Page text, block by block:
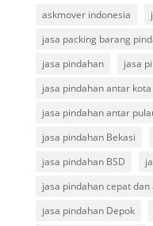
askmover indonesia
jasa packing barang
jasa pindahan
jasa
jasa pindahan antar kota
jasa pindahan antar
jasa pindahan Bekasi
jasa pindahan BSD
jasa pindahan cepat dan
jasa pindahan Depok